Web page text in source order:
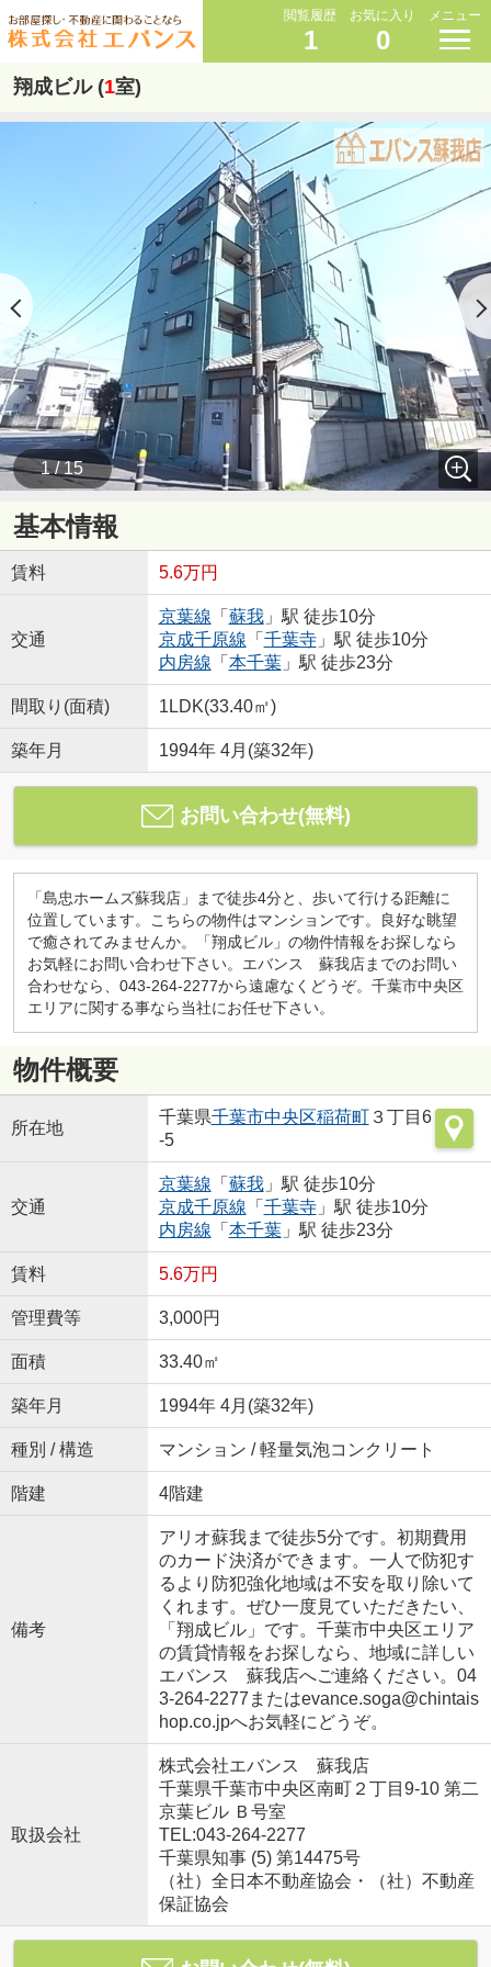
閲覧履歴
1
お気に入り
0
メニュー
翔成ビル (1室)
1 / 15
基本情報
賃料 5.6万円
交通
京葉線 「 蘇我」駅 徒歩10分
京成千原線 「 千葉寺」駅 徒歩10分
内房線 「 本千葉」駅 徒歩23分
間取り(面積) 1LDK(33.40㎡)
築年月 1994年 4月(築32年)
お問い合わせ(無料)
「島忠ホームズ蘇我店」まで徒歩4分と、歩いて行ける距離に
位置しています。こちらの物件はマンションです。良好な眺望
で癒されてみませんか。「翔成ビル」の物件情報をお探しなら
お気軽にお問い合わせ下さい。エバンス 蘇我店までのお問い
合わせなら、043-264-2277から遠慮なくどうぞ。千葉市中央区
エリアに関する事なら当社にお任せ下さい。
物件概要
所在地
千葉県千葉市中央区稲荷町３丁目6
-5
交通
京葉線 「 蘇我」駅 徒歩10分
京成千原線 「 千葉寺」駅 徒歩10分
内房線 「 本千葉」駅 徒歩23分
賃料 5.6万円
管理費等 3,000円
面積 33.40㎡
築年月 1994年 4月(築32年)
種別 / 構造 マンション / 軽量気泡コンクリート
階建 4階建
備考
アリオ蘇我まで徒歩5分です。初期費用
のカード決済ができます。一人で防犯す
るより防犯強化地域は不安を取り除いて
くれます。ぜひ一度見ていただきたい、
「翔成ビル」です。千葉市中央区エリア
の賃貸情報をお探しなら、地域に詳しい
エバンス 蘇我店へご連絡ください。04
3-264-2277またはevance.soga@chintais
hop.co.jpへお気軽にどうぞ。
取扱会社
株式会社エバンス 蘇我店
千葉県千葉市中央区南町２丁目9-10 第二
京葉ビル Ｂ号室
TEL:043-264-2277
千葉県知事 (5) 第14475号
（社）全日本不動産協会・（社）不動産
保証協会